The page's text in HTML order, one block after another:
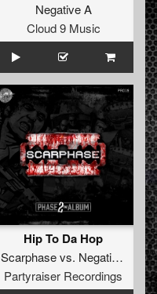
Negative A
Cloud 9 Music
Hip To Da Hop
Scarphasevs. Negative A
Partyraiser Recordings